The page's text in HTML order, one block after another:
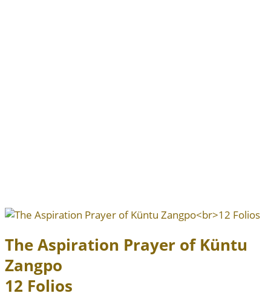
The Aspiration Prayer of Küntu
Zangpo
12 Folios